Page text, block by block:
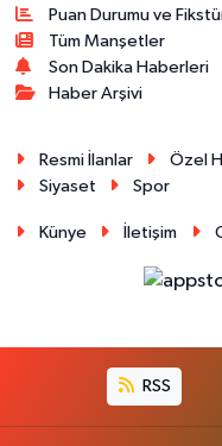
Puan Durumu ve
Tüm Manşetler
Son Dakika Haberleri
Haber Arşivi
Resmi İlanlar Özel
Siyaset
Spor
Künye İletişim
RSS